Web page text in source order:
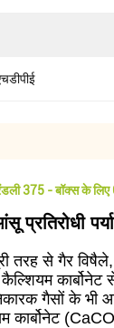
375 - बॉक्स के लिए
प्रतिरोधी
तरह से गैर
कार्बोनेट
गैसों के